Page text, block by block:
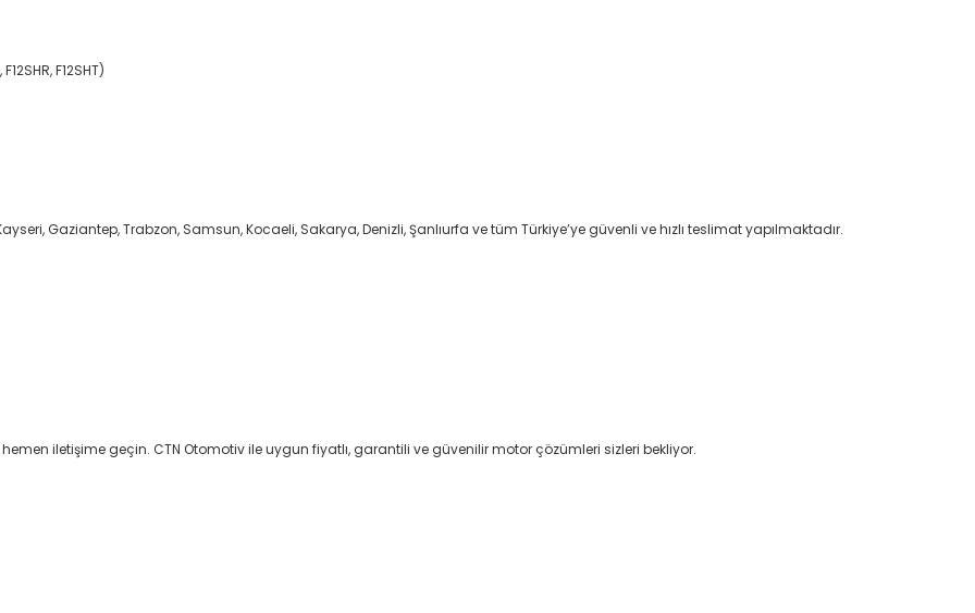
F12SHT)
Gaziantep, Trabzon, Samsun, Kocaeli, Sakarya, Denizli, Şanlıurfa ve tüm Türkiye’ye güvenli ve hızlı teslimat yapılmaktadır.
iletişime geçin. CTN Otomotiv ile uygun fiyatlı, garantili ve güvenilir motor çözümleri sizleri bekliyor.